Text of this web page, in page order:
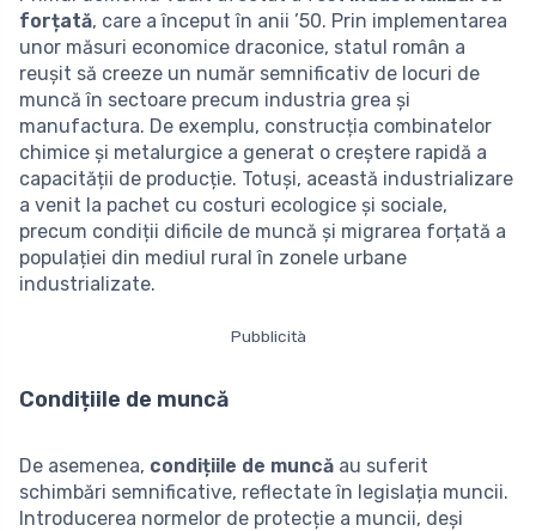
forțată, care a început în anii ’50. Prin implementarea
unor măsuri economice draconice, statul român a
reușit să creeze un număr semnificativ de locuri de
muncă în sectoare precum industria grea și
manufactura. De exemplu, construcția combinatelor
chimice și metalurgice a generat o creștere rapidă a
capacității de producție. Totuși, această industrializare
a venit la pachet cu costuri ecologice și sociale,
precum condiții dificile de muncă și migrarea forțată a
populației din mediul rural în zonele urbane
industrializate.
Pubblicità
Condițiile de muncă
De asemenea, condițiile de muncă au suferit
schimbări semnificative, reflectate în legislația muncii.
Introducerea normelor de protecție a muncii, deși